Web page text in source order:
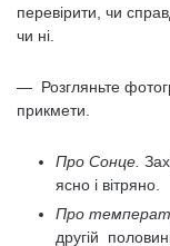
перевірити, чи
чи ні.
— Розгляньте
прикмети.
Про Сонце.
ясно і вітряно.
Про
другій